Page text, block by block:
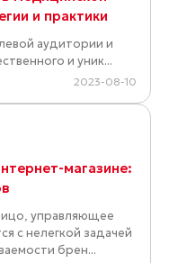
и практики
аудитории и
и уник...
2023-08-10
магазине:
управляющее
с нелегкой задачей
брен...